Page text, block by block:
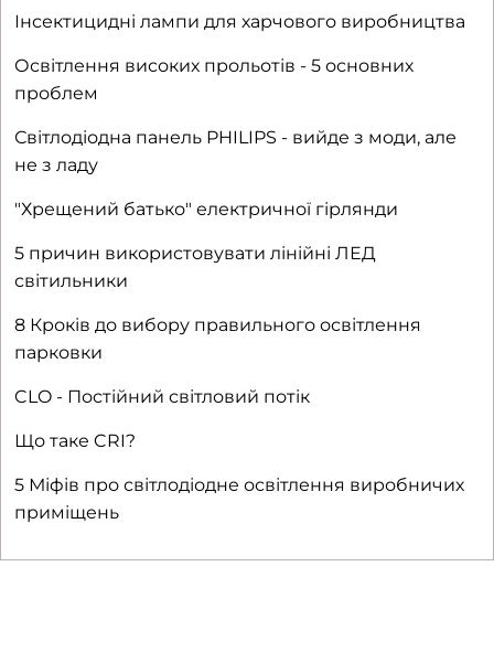
Інсектицидні лампи для харчового виробництва
Освітлення високих прольотів - 5 основних
проблем
Світлодіодна панель PHILIPS - вийде з моди, але
не з ладу
"Хрещений батько" електричної гірлянди
5 причин використовувати лінійні ЛЕД
світильники
8 Кроків до вибору правильного освітлення
парковки
CLO - Постійний світловий потік
Що таке CRI?
5 Міфів про світлодіодне освітлення виробничих
приміщень